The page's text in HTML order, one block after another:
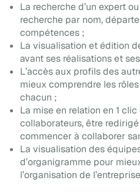
La recherche d’un expert
recherche par nom,
compétences ;
La visualisation et édition
avant ses réalisations et
L’accès aux profils des
mieux comprendre les
chacun ;
La mise en relation en 1
collaborateurs, être
commencer à collaborer
La visualisation des
d’organigramme pour
l’organisation de